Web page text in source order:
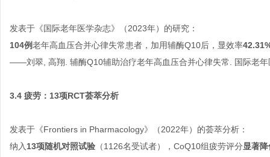
发表于《国际老年医学杂志》（2023年）的研究：
104例老年高血压合并心律失常患者，加用辅酶Q10后，显效率
——刘翠, 高翔. 辅酶Q10辅助治疗老年高血压合并心律失常. 国际老
3.4 疲劳：13项RCT荟萃分析
发表于《Frontiers in Pharmacology》（2022年）的荟萃分析：
纳入 13项随机对照试验 （1126名受试者），CoQ10组疲劳评分显著降